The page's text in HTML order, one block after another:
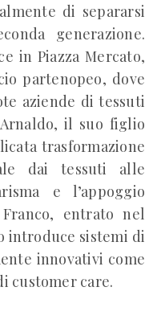
di separarsi
generazione.
in Piazza Mercato,
partenopeo, dove
aziende di tessuti
il suo figlio
trasformazione
dai tessuti alle
e l’appoggio
entrato nel
introduce sistemi di
innovativi come
customer care.